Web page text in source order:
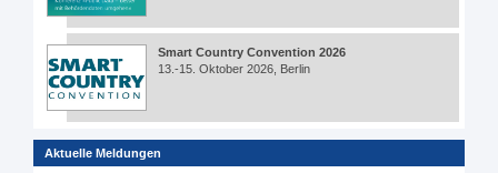
Smart Country Convention 2026
13.-15. Oktober 2026, Berlin
Aktuelle Meldungen